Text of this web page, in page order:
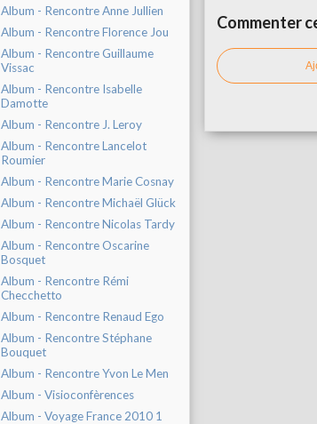
Album - Rencontre Anne Jullien
Album - Rencontre Florence Jou
Album - Rencontre Guillaume
Vissac
Album - Rencontre Isabelle
Damotte
Album - Rencontre J. Leroy
Album - Rencontre Lancelot
Roumier
Album - Rencontre Marie Cosnay
Album - Rencontre Michaël Glück
Album - Rencontre Nicolas Tardy
Album - Rencontre Oscarine
Bosquet
Album - Rencontre Rémi
Checchetto
Album - Rencontre Renaud Ego
Album - Rencontre Stéphane
Bouquet
Album - Rencontre Yvon Le Men
Album - Visioconfèrences
Album - Voyage France 2010 1
Commenter